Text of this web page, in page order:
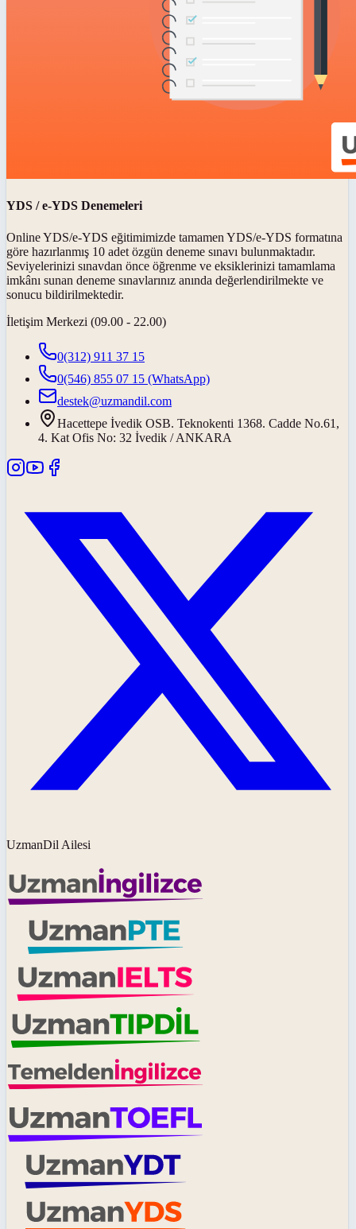
YDS / e-YDS Denemeleri
Online YDS/e-YDS eğitimimizde tamamen YDS/e-YDS formatına
göre hazırlanmış 10 adet özgün deneme sınavı bulunmaktadır.
Seviyelerinizi sınavdan önce öğrenme ve eksiklerinizi tamamlama
imkânı sunan deneme sınavlarınız anında değerlendirilmekte ve
sonucu bildirilmektedir.
İletişim Merkezi (09.00 - 22.00)
0(312) 911 37 15
0(546) 855 07 15 (WhatsApp)
destek@uzmandil.com
Hacettepe İvedik OSB. Teknokenti 1368. Cadde No.61,
4. Kat Ofis No: 32 İvedik / ANKARA
UzmanDil Ailesi